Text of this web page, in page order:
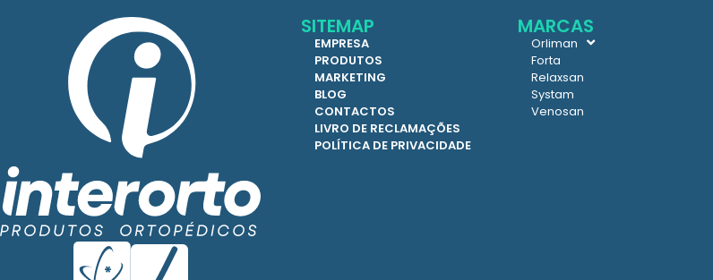
SITEMAP
EMPRESA
PRODUTOS
MARKETING
BLOG
CONTACTOS
LIVRO DE RECLAMAÇÕES
POLÍTICA DE PRIVACIDADE
MARCAS
Orliman
Forta
Relaxsan
Systam
Venosan